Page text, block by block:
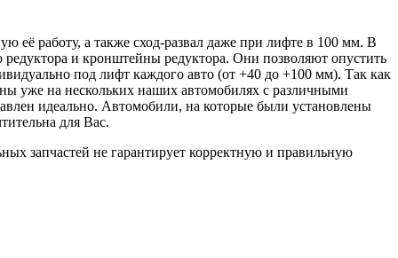
её работу, а также сход-развал даже при лифте в 100 мм. В
редуктора и кронштейны редуктора. Они позволяют опустить
под лифт каждого авто (от +40 до +100 мм). Так как
уже на нескольких наших автомобилях с различными
идеально. Автомобили, на которые были установлены
для Вас.
запчастей не гарантирует корректную и правильную